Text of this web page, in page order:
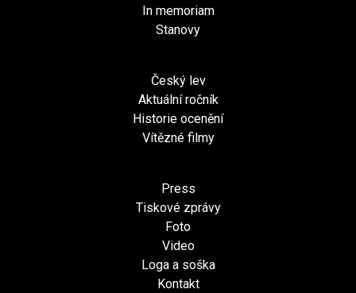
In memoriam
Stanovy
Český lev
Aktuální ročník
Historie ocenění
Vítězné filmy
Press
Tiskové zprávy
Foto
Video
Loga a soška
Kontakt